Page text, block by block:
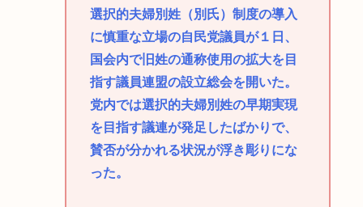
選択的夫婦別姓（別氏）制度の導入
に慎重な立場の自民党議員が１日、
国会内で旧姓の通称使用の拡大を目
指す議員連盟の設立総会を開いた。
党内では選択的夫婦別姓の早期実現
を目指す議連が発足したばかりで、
賛否が分かれる状況が浮き彫りにな
った。